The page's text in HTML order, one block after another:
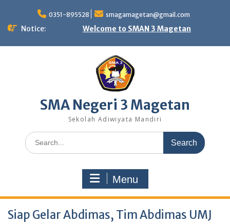
content
0351-895528 smagamagetan@gmail.com
Notice: Welcome to SMAN 3 Magetan
SMA Negeri 3 Magetan
Sekolah Adiwiyata Mandiri
Search
for:
Menu
Siap Gelar Abdimas, Tim Abdimas UMJ